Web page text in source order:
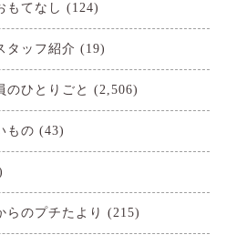
てなし (124)
ッフ紹介 (19)
ひとりごと (2,506)
もの (43)
らのプチたより (215)